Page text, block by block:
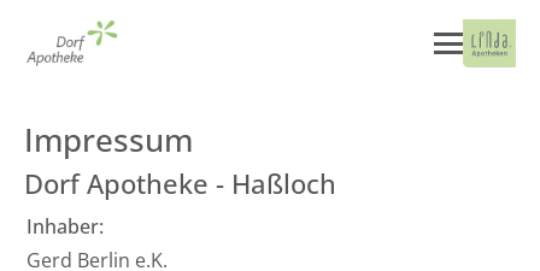
Impressum
Dorf Apotheke - Haßloch
Inhaber:
Gerd Berlin e.K.